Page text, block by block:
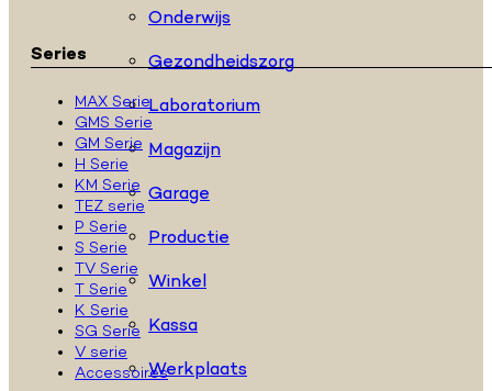
Onderwijs
Gezondheidszorg
Laboratorium
Magazijn
Garage
Productie
Winkel
Kassa
Werkplaats
Series
MAX Serie
GMS Serie
GM Serie
H Serie
KM Serie
TEZ serie
P Serie
S Serie
TV Serie
T Serie
K Serie
SG Serie
V serie
Accessoires